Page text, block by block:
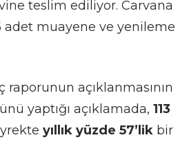
teslim ediliyor. Carvana
adet muayene ve yenileme
açıklanmasının
yaptığı açıklamada, 113
yıllık yüzde 57’lik bir